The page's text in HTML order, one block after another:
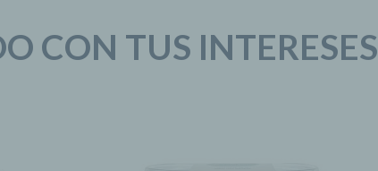
CON TUS INTERESES